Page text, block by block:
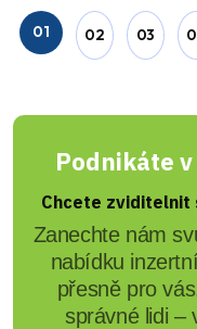
01 02 03
Podnikáte
Chcete zviditelnit
Zanechte nám
nabídku
přesně pro
správné lidi –